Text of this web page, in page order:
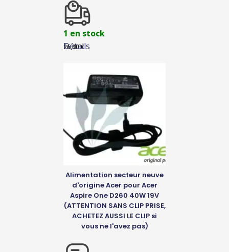
Détails
1 en stock
26,00€
Alimentation secteur neuve
d'origine Acer pour Acer
Aspire One D260 40W 19V
(ATTENTION SANS CLIP PRISE,
ACHETEZ AUSSI LE CLIP si
vous ne l'avez pas)